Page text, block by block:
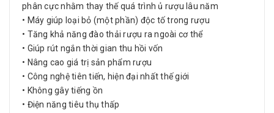
phân cực nhằm thay thế quá trình ủ rượu lâu năm
• Máy giúp loại bỏ (một phần) độc tố trong rượu
• Tăng khả năng đào thải rượu ra ngoài cơ thể
• Giúp rút ngắn thời gian thu hồi vốn
• Nâng cao giá trị sản phẩm rượu
• Công nghệ tiên tiến, hiện đại nhất thế giới
• Không gây tiếng ồn
• Điện năng tiêu thụ thấp